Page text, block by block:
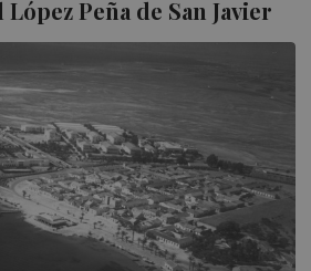
Peña de San Javier